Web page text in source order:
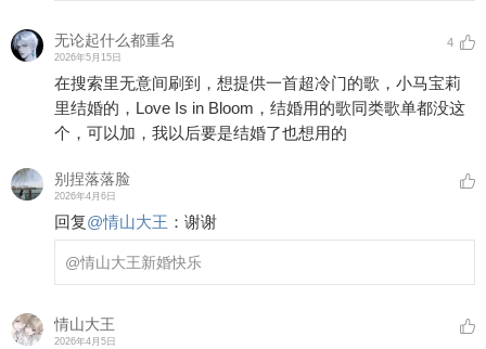
无论起什么都重名
2026年5月15日
4
在搜索里无意间刷到，想提供一首超冷门的歌，小马宝莉
里结婚的，Love Is in Bloom，结婚用的歌同类歌单都没这
个，可以加，我以后要是结婚了也想用的
别捏落落脸
2026年4月6日
回复@情山大王 ： 谢谢
@情山大王新婚快乐
情山大王
2026年4月5日